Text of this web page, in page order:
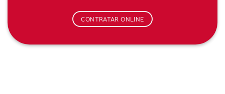
CONTRATAR ONLINE